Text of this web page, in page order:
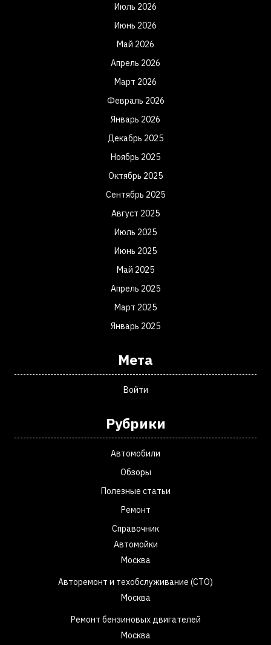
Июль 2026
Июнь 2026
Май 2026
Апрель 2026
Март 2026
Февраль 2026
Январь 2026
Декабрь 2025
Ноябрь 2025
Октябрь 2025
Сентябрь 2025
Август 2025
Июль 2025
Июнь 2025
Май 2025
Апрель 2025
Март 2025
Январь 2025
Мета
Войти
Рубрики
Автомобили
Обзоры
Полезные статьи
Ремонт
Справочник
Автомойки
Москва
Авторемонт и техобслуживание (СТО)
Москва
Ремонт бензиновых двигателей
Москва